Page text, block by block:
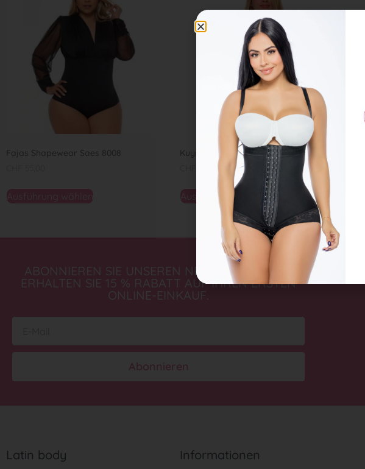
Fajas Shapewear Saes 8008
Ausführung wählen
Kuyn 2062
Ausführung wählen
ABONNIEREN SIE UNSEREN NEWSLETTER UND
ERHALTEN SIE 15 % RABATT AUF IHREN ERSTEN
ONLINE-EINKAUF.
Abonnieren
Latin body Informationen